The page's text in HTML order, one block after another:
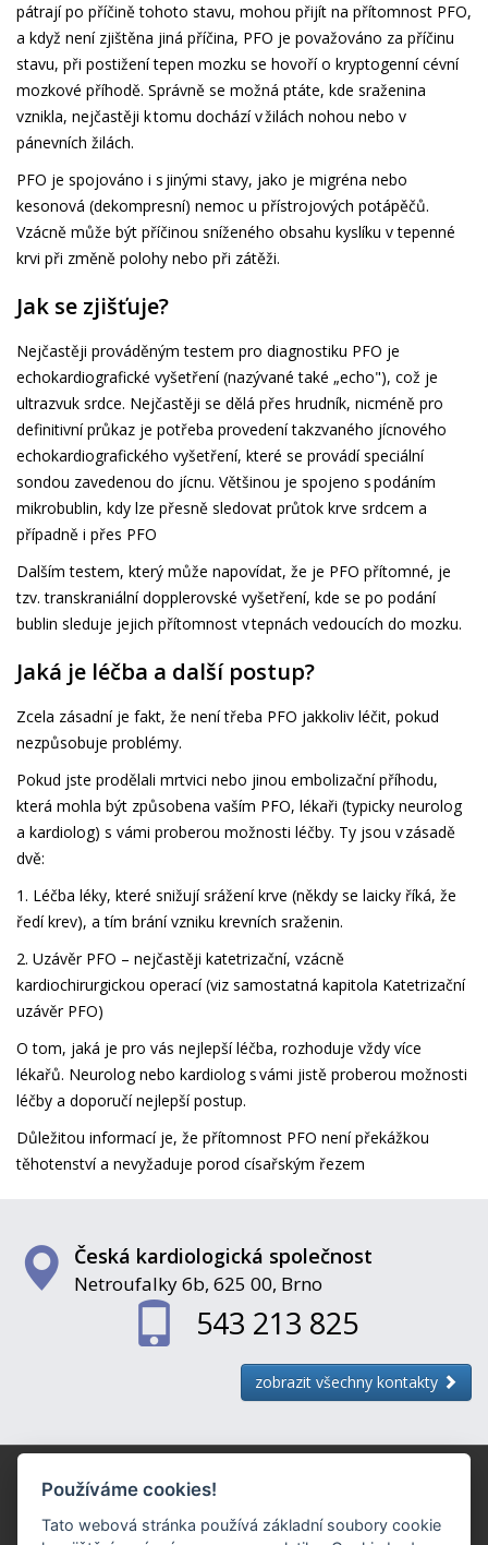
pátrají po příčině tohoto stavu, mohou přijít na přítomnost PFO,
a když není zjištěna jiná příčina, PFO je považováno za příčinu
stavu, při postižení tepen mozku se hovoří o kryptogenní cévní
mozkové příhodě. Správně se možná ptáte, kde sraženina
vznikla, nejčastěji k tomu dochází v žilách nohou nebo v
pánevních žilách.
PFO je spojováno i s jinými stavy, jako je migréna nebo
kesonová (dekompresní) nemoc u přístrojových potápěčů.
Vzácně může být příčinou sníženého obsahu kyslíku v tepenné
krvi při změně polohy nebo při zátěži.
Jak se zjišťuje?
Nejčastěji prováděným testem pro diagnostiku PFO je
echokardiografické vyšetření (nazývané také „echo"), což je
ultrazvuk srdce. Nejčastěji se dělá přes hrudník, nicméně pro
definitivní průkaz je potřeba provedení takzvaného jícnového
echokardiografického vyšetření, které se provádí speciální
sondou zavedenou do jícnu. Většinou je spojeno s podáním
mikrobublin, kdy lze přesně sledovat průtok krve srdcem a
případně i přes PFO
Dalším testem, který může napovídat, že je PFO přítomné, je
tzv. transkraniální dopplerovské vyšetření, kde se po podání
bublin sleduje jejich přítomnost v tepnách vedoucích do mozku.
Jaká je léčba a další postup?
Zcela zásadní je fakt, že není třeba PFO jakkoliv léčit, pokud
nezpůsobuje problémy.
Pokud jste prodělali mrtvici nebo jinou embolizační příhodu,
která mohla být způsobena vaším PFO, lékaři (typicky neurolog
a kardiolog) s vámi proberou možnosti léčby. Ty jsou v zásadě
dvě:
1. Léčba léky, které snižují srážení krve (někdy se laicky říká, že
ředí krev), a tím brání vzniku krevních sraženin.
2. Uzávěr PFO – nejčastěji katetrizační, vzácně
kardiochirurgickou operací (viz samostatná kapitola Katetrizační
uzávěr PFO)
O tom, jaká je pro vás nejlepší léčba, rozhoduje vždy více
lékařů. Neurolog nebo kardiolog s vámi jistě proberou možnosti
léčby a doporučí nejlepší postup.
Důležitou informací je, že přítomnost PFO není překážkou
těhotenství a nevyžaduje porod císařským řezem
Česká kardiologická společnost
Netroufalky 6b, 625 00, Brno
543 213 825
zobrazit všechny kontakty
Předvolby souborů cookie
Používáme cookies!
Tato webová stránka používá základní soubory cookie